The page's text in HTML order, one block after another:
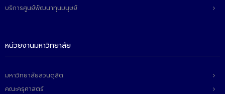
บริการศูนย์พัฒนาทุนมนุษย์
หน่วยงานมหาวิทยาลัย
มหาวิทยาลัยสวนดุสิต
คณะครุศาสตร์